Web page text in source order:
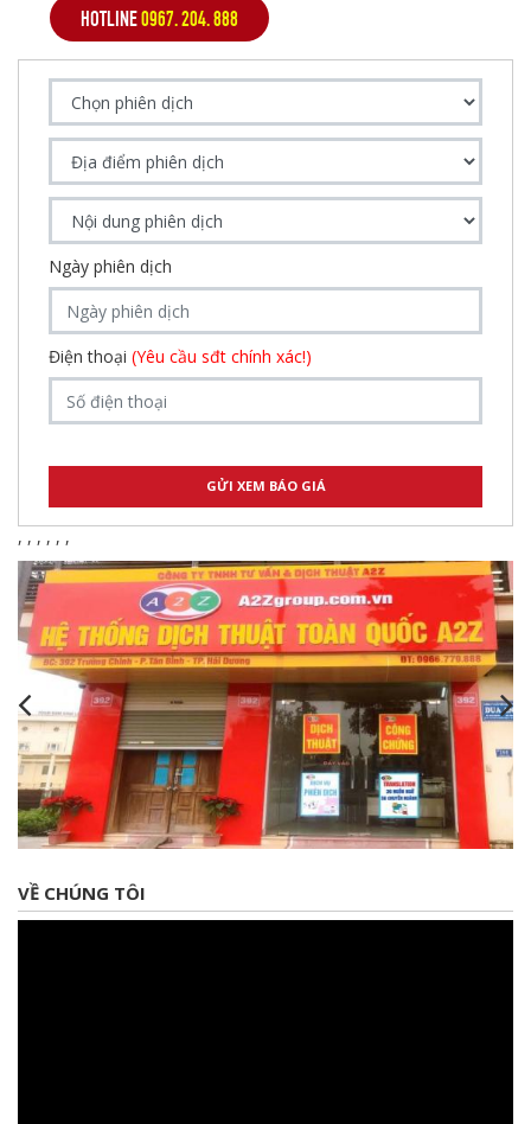
HOTLINE0967. 204. 888
Ngày phiên dịch
Điện thoại (Yêu cầu sđt chính xác!)
, , , , , ,
VỀ CHÚNG TÔI